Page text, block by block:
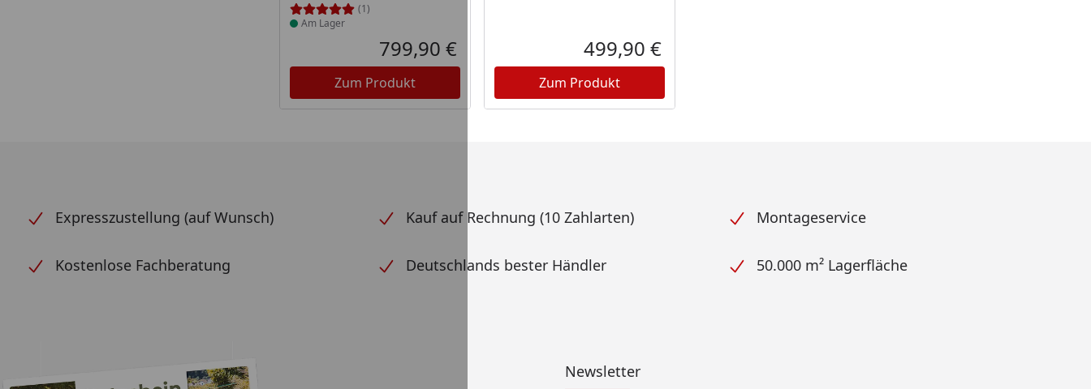
(1)
Am Lager
Aktueller Preis
799,90 €
Zum Produkt
Aktueller Preis
499,90 €
Zum Produkt
Expresszustellung (auf Wunsch) Kauf auf Rechnung (10 Zahlarten) Montageservice
Kostenlose Fachberatung Deutschlands bester Händler 50.000 m² Lagerfläche
Newsletter